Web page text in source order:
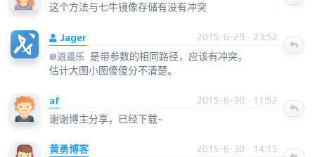
这个方法与七牛镜像存储有没有冲突
Jager
2015-6-29 · 23:52
@逍遥乐 是带参数的相同路径，应该有冲突。
估计大图小图傻傻分不清楚。
af 2015-6-30 · 11:52
谢谢博主分享，已经下载~
黄勇博客 2015-6-30 · 14:15